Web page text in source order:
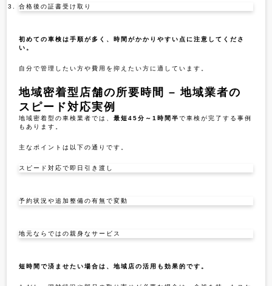
合格後の証書受け取り
初めての車検は手順が多く、時間がかかりやすい点に注意してくださ
い。
自分で管理したい方や費用を抑えたい方に適しています。
地域密着型店舗の所要時間 – 地域業者の
スピード対応実例
地域密着型の車検業者では、最短45分～1時間半で車検が完了する事例
もあります。
主なポイントは以下の通りです。
スピード対応で即日引き渡し
予約状況や追加整備の有無で変動
地元ならではの親身なサービス
短時間で済ませたい場合は、地域店の活用も効果的です。